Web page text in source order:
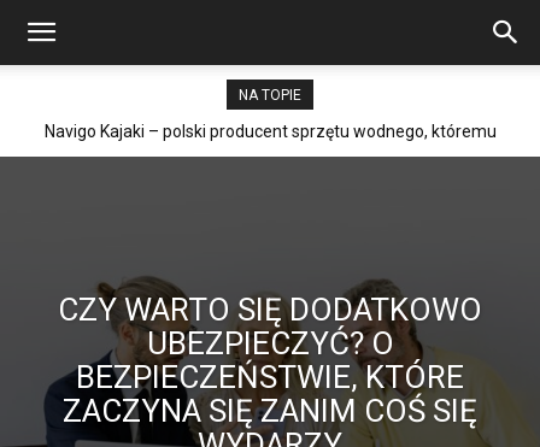
NA TOPIE
Navigo Kajaki – polski producent sprzętu wodnego, któremu
Punkt Selektywnej Zbiórki Odpadów Komunalnych (PSZOK) w
CZY WARTO SIĘ DODATKOWO
UBEZPIECZYĆ? O
BEZPIECZEŃSTWIE, KTÓRE
ZACZYNA SIĘ ZANIM COŚ SIĘ